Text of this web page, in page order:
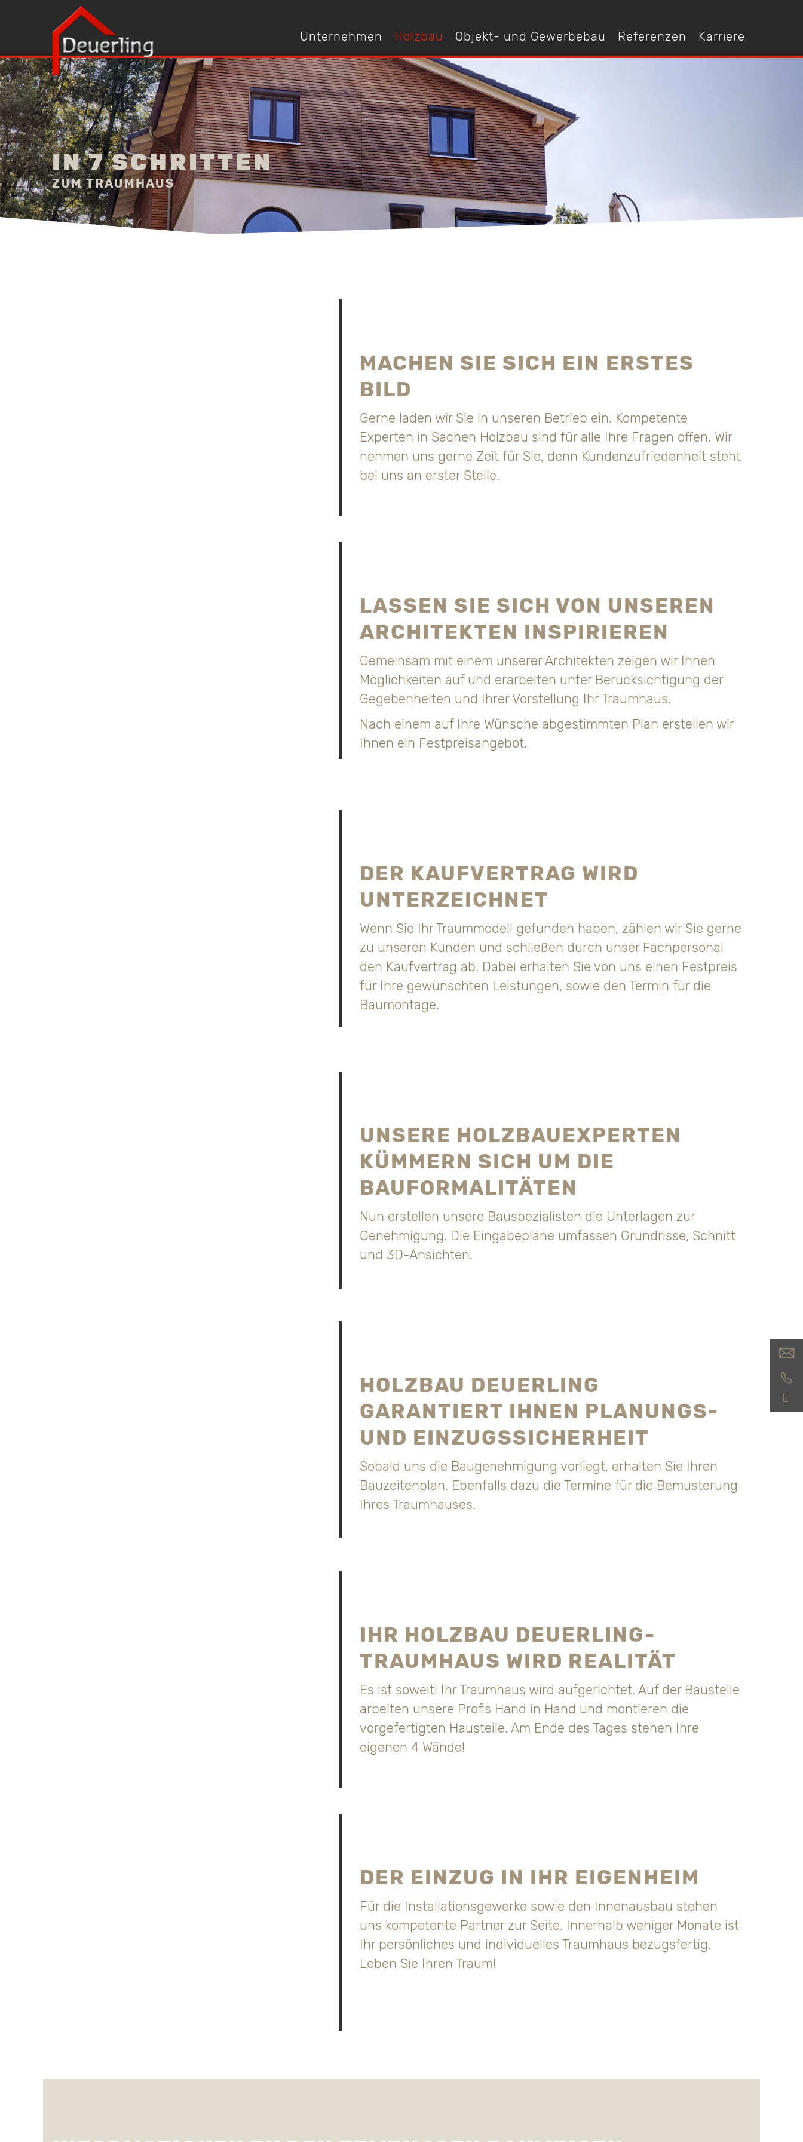
Unternehmen Holzbau Objekt- und Gewerbebau Referenzen Karriere
IN 7 SCHRITTEN
ZUM TRAUMHAUS
MACHEN SIE SICH EIN ERSTES
BILD
Gerne laden wir Sie in unseren Betrieb ein. Kompetente
Experten in Sachen Holzbau sind für alle Ihre Fragen offen. Wir
nehmen uns gerne Zeit für Sie, denn Kundenzufriedenheit steht
bei uns an erster Stelle.
LASSEN SIE SICH VON UNSEREN
ARCHITEKTEN INSPIRIEREN
Gemeinsam mit einem unserer Architekten zeigen wir Ihnen
Möglichkeiten auf und erarbeiten unter Berücksichtigung der
Gegebenheiten und Ihrer Vorstellung Ihr Traumhaus.
Nach einem auf Ihre Wünsche abgestimmten Plan erstellen wir
Ihnen ein Festpreisangebot.
DER KAUFVERTRAG WIRD
UNTERZEICHNET
Wenn Sie Ihr Traummodell gefunden haben, zählen wir Sie gerne
zu unseren Kunden und schließen durch unser Fachpersonal
den Kaufvertrag ab. Dabei erhalten Sie von uns einen Festpreis
für Ihre gewünschten Leistungen, sowie den Termin für die
Baumontage.
UNSERE HOLZBAUEXPERTEN
KÜMMERN SICH UM DIE
BAUFORMALITÄTEN
Nun erstellen unsere Bauspezialisten die Unterlagen zur
Genehmigung. Die Eingabepläne umfassen Grundrisse, Schnitt
und 3D-Ansichten.
HOLZBAU DEUERLING
GARANTIERT IHNEN PLANUNGS-
UND EINZUGSSICHERHEIT
Sobald uns die Baugenehmigung vorliegt, erhalten Sie Ihren
Bauzeitenplan. Ebenfalls dazu die Termine für die Bemusterung
Ihres Traumhauses.
IHR HOLZBAU DEUERLING-
TRAUMHAUS WIRD REALITÄT
Es ist soweit! Ihr Traumhaus wird aufgerichtet. Auf der Baustelle
arbeiten unsere Profis Hand in Hand und montieren die
vorgefertigten Hausteile. Am Ende des Tages stehen Ihre
eigenen 4 Wände!
DER EINZUG IN IHR EIGENHEIM
Für die Installationsgewerke sowie den Innenausbau stehen
uns kompetente Partner zur Seite. Innerhalb weniger Monate ist
Ihr persönliches und individuelles Traumhaus bezugsfertig.
Leben Sie Ihren Traum!